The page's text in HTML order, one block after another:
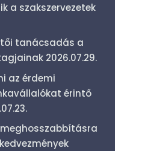
a szakszervezetek
tanácsadás a
2026.07.29.
az érdemi
érintő
meghosszabbításra